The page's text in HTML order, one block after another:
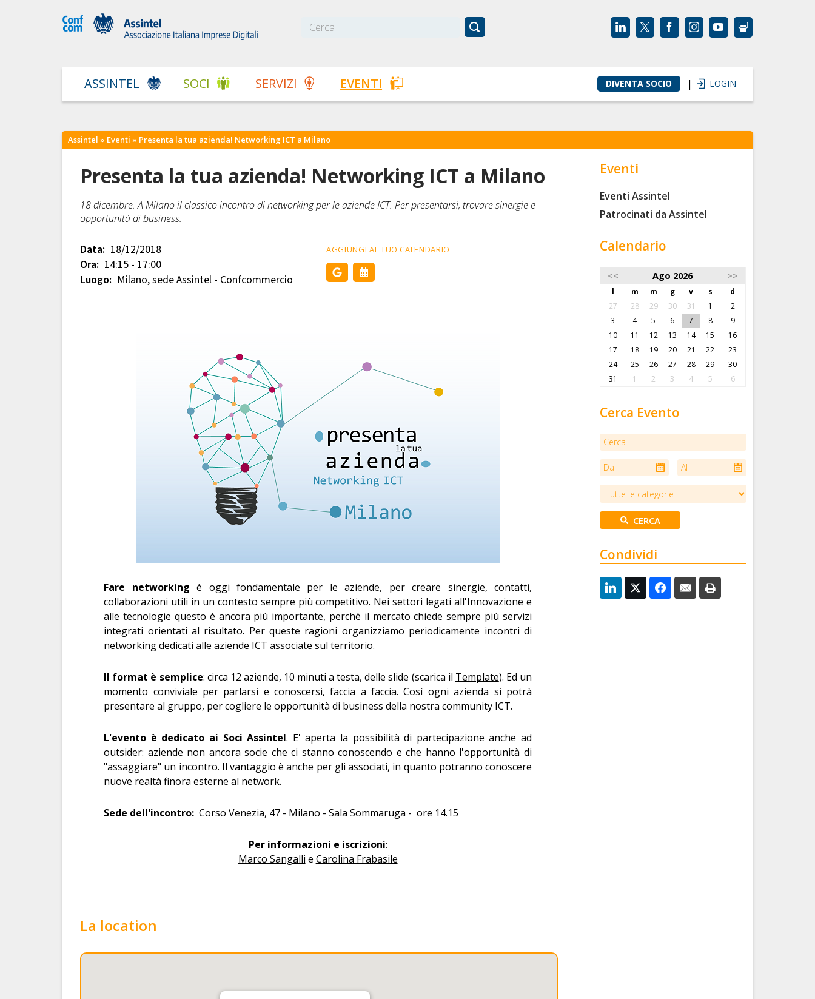
ASSINTEL SOCI SERVIZI EVENTI DIVENTA SOCIO | LOGIN
Assintel » Eventi » Presenta la tua azienda! Networking ICT a Milano
Presenta la tua azienda! Networking ICT a Milano
18 dicembre. A Milano il classico incontro di networking per le aziende ICT. Per presentarsi, trovare sinergie e
opportunità di business.
Data: 18/12/2018
Ora: 14:15 - 17:00
Luogo: Milano, sede Assintel - Confcommercio
AGGIUNGI AL TUO CALENDARIO
Fare networking è oggi fondamentale per le aziende, per creare sinergie, contatti,
collaborazioni utili in un contesto sempre più competitivo. Nei settori legati all'Innovazione e
alle tecnologie questo è ancora più importante, perchè il mercato chiede sempre più servizi
integrati orientati al risultato. Per queste ragioni organizziamo periodicamente incontri di
networking dedicati alle aziende ICT associate sul territorio.
Il format è semplice: circa 12 aziende, 10 minuti a testa, delle slide (scarica il Template). Ed un
momento conviviale per parlarsi e conoscersi, faccia a faccia. Così ogni azienda si potrà
presentare al gruppo, per cogliere le opportunità di business della nostra community ICT.
L'evento è dedicato ai Soci Assintel. E' aperta la possibilità di partecipazione anche ad
outsider: aziende non ancora socie che ci stanno conoscendo e che hanno l'opportunità di
"assaggiare" un incontro. Il vantaggio è anche per gli associati, in quanto potranno conoscere
nuove realtà finora esterne al network.
Sede dell'incontro: Corso Venezia, 47 - Milano - Sala Sommaruga - ore 14.15
Per informazioni e iscrizioni:
Marco Sangalli e Carolina Frabasile
La location
Eventi
Eventi Assintel
Patrocinati da Assintel
Calendario
<< Ago 2026 >>
l m m g v s
d
27
28 29 30 31 1
2
3
4 5 6 7 8
9
10
11 12 13 14 15
16
17
18 19 20 21 22
23
24
25 26 27 28 29
30
31
1 2 3 4 5 6
Cerca Evento
Condividi